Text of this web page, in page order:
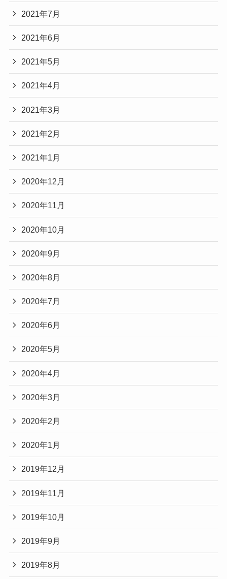
2021年7月
2021年6月
2021年5月
2021年4月
2021年3月
2021年2月
2021年1月
2020年12月
2020年11月
2020年10月
2020年9月
2020年8月
2020年7月
2020年6月
2020年5月
2020年4月
2020年3月
2020年2月
2020年1月
2019年12月
2019年11月
2019年10月
2019年9月
2019年8月